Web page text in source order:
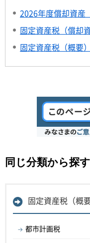
2026年度償却資産
固定資産税（償却
固定資産税（概要）
同じ分類から探す
固定資産税（概要
都市計画税